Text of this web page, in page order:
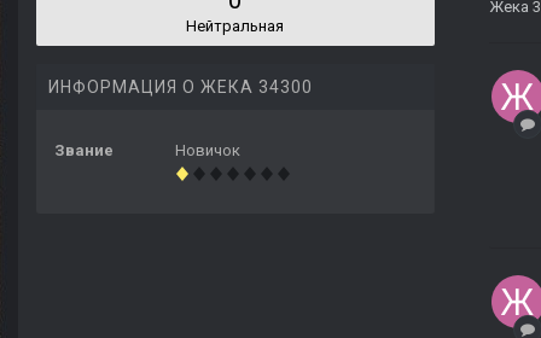
Нейтральная
ИНФОРМАЦИЯ О ЖЕКА 34300
Звание Новичок
Жека